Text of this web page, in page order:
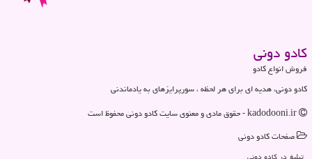
كادو دونی
فروش انواع کادو
کادو دونی، هدیه ای برای هر لحظه ، سورپرایزهای به یادماندنی
صفحات كادو دونی